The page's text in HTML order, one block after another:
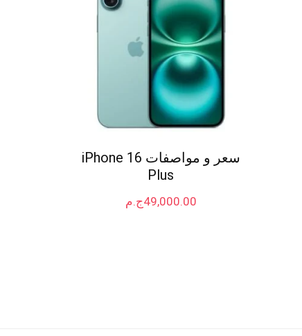
سعر و مواصفات iPhone 16
Plus
ج.م49,000.00